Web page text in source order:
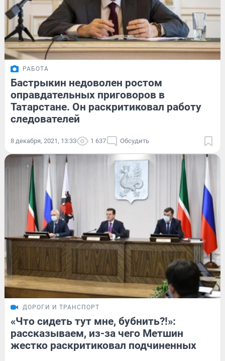
РАБОТА
Бастрыкин недоволен ростом
оправдательных приговоров в
Татарстане. Он раскритиковал работу
следователей
8 декабря, 2021, 13:33 1 637 Обсудить
ДОРОГИ И ТРАНСПОРТ
«Что сидеть тут мне, бубнить?!»:
рассказываем, из-за чего Метшин
жестко раскритиковал подчиненных